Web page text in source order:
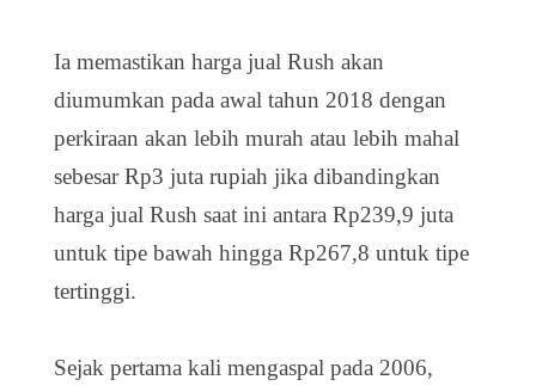
Ia memastikan harga jual Rush akan
diumumkan pada awal tahun 2018 dengan
perkiraan akan lebih murah atau lebih mahal
sebesar Rp3 juta rupiah jika dibandingkan
harga jual Rush saat ini antara Rp239,9 juta
untuk tipe bawah hingga Rp267,8 untuk tipe
tertinggi.
Sejak pertama kali mengaspal pada 2006,